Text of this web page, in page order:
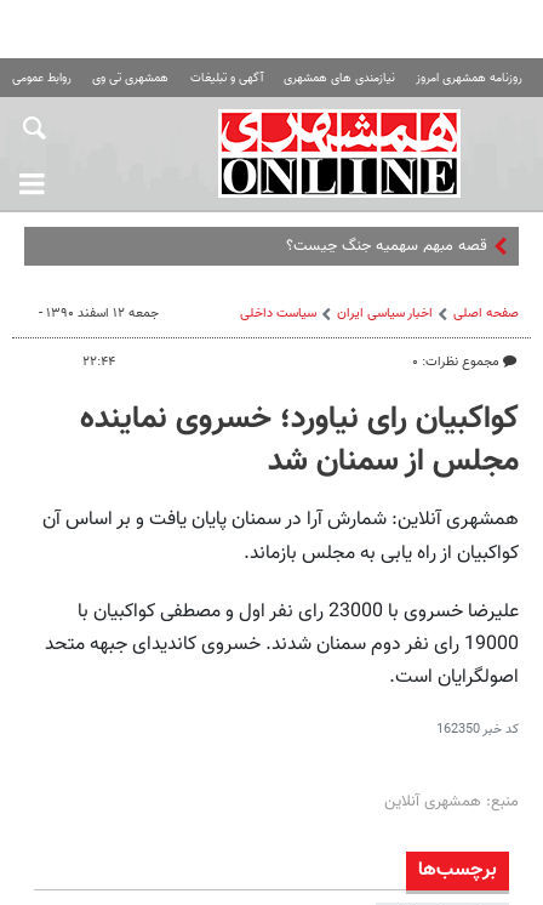
روزنامه همشهری امروز نیازمندی های همشهری آگهی و تبلیغات همشهری تی وی روابط عمومی
صفحه اصلی اخبار سیاسی ایران سیاست داخلی
مجموع نظرات: ۰
جمعه ۱۲ اسفند ۱۳۹۰ -
۲۲:۴۴
کواکبیان رای نیاورد؛ خسروی نماینده
مجلس از سمنان شد
همشهری آنلاین: شمارش آرا در سمنان پایان یافت و بر اساس آن
کواکبیان از راه یابی به مجلس بازماند.
علیرضا خسروی با 23000 رای نفر اول و مصطفی کواکبیان با
19000 رای نفر دوم سمنان شدند. خسروی کاندیدای جبهه متحد
اصولگرایان است.
کد خبر162350
منبع: همشهری آنلاین
برچسب‌ها